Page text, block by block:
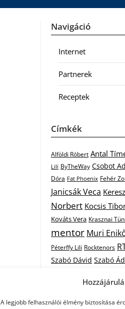
A legjobb felhasználói élmény biztosítása
Navigáció
Internet
Partnerek
Receptek
Címkék
Alföldi Róbert Antal
Lili ByTheWay Csobot
Dóra Fat Phoenix Fehér
Janicsák Veca
Norbert Kocsis
Kováts Vera Krasznai
mentor Muri
Péterffy Lili Rocktenors
Szabó Dávid Szabó